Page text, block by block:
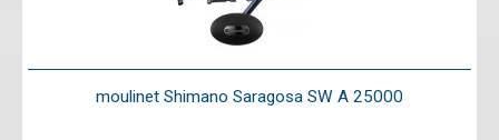
moulinet Shimano Saragosa SW A 25000